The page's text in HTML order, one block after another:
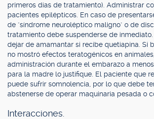
primeros días de tratamiento). Administrar
pacientes epilépticos. En caso de
de "síndrome neuroléptico maligno" o de
tratamiento debe suspenderse de
dejar de amamantar si recibe quetiapina. Si
no mostró efectos teratogénicos en
administración durante el embarazo a
para la madre lo justifique. El paciente que
puede sufrir somnolencia, por lo que debe
abstenerse de operar maquinaria pesada o
Interacciones.